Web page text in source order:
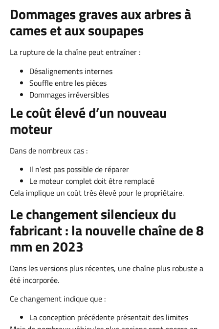
Dommages graves aux arbres à
cames et aux soupapes
La rupture de la chaîne peut entraîner :
Désalignements internes
Souffle entre les pièces
Dommages irréversibles
Le coût élevé d’un nouveau
moteur
Dans de nombreux cas :
Il n’est pas possible de réparer
Le moteur complet doit être remplacé
Cela implique un coût très élevé pour le propriétaire.
Le changement silencieux du
fabricant : la nouvelle chaîne de 8
mm en 2023
Dans les versions plus récentes, une chaîne plus robuste a
été incorporée.
Ce changement indique que :
La conception précédente présentait des limites